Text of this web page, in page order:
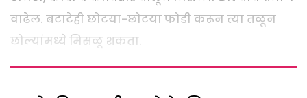
वाढेल. बटाटेही छोटया-छोटया फोडी करून त्या तळून
छोल्यांमध्ये मिसळू शकता.